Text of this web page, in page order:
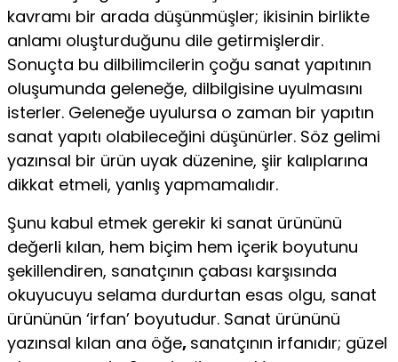
kavramı bir arada düşünmüşler; ikisinin birlikte
anlamı oluşturduğunu dile getirmişlerdir.
Sonuçta bu dilbi­limcilerin çoğu sanat yapıtının
oluşumunda geleneğe, dilbil­gisine uyulmasını
isterler. Geleneğe uyulursa o zaman bir ya­pıtın
sanat yapıtı olabileceğini düşünürler. Söz gelimi
yazınsal bir ürün uyak düzenine, şiir kalıplarına
dikkat etmeli, yanlış yapmamalıdır.
Şunu kabul etmek gerekir ki sanat ürününü
değerli kılan, hem biçim hem içerik boyutunu
şekillendiren, sanatçının çabası karşısında
okuyucuyu selama durdurtan esas olgu, sanat
ürününün ‘irfan’ boyutudur. Sanat ürününü
yazınsal kılan ana öğe, sanatçının irfanıdır; güzel